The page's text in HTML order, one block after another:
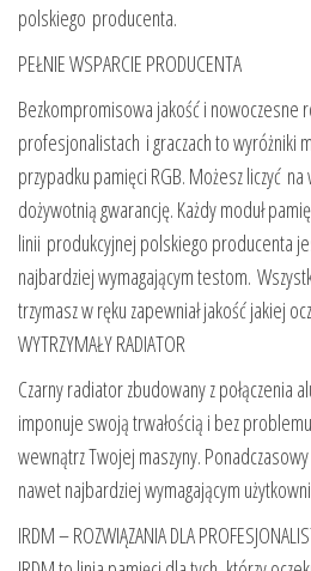
polskiego producenta.
PEŁNIE WSPARCIE PRODUCENTA
Bezkompromisowa jakość i nowoczesne
profesjonalistach i graczach to wyróżniki
przypadku pamięci RGB. Możesz liczyć
dożywotnią gwarancję. Każdy moduł
linii produkcyjnej polskiego producenta
najbardziej wymagającym testom.
trzymasz w ręku zapewniał jakość jakiej
WYTRZYMAŁY RADIATOR
Czarny radiator zbudowany z połączenia
imponuje swoją trwałością i bez
wewnątrz Twojej maszyny.
nawet najbardziej wymagającym
IRDM – ROZWIĄZANIA DLA